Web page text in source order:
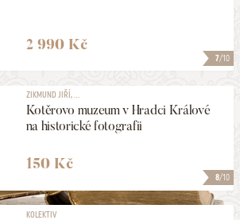
7/10
2 990 Kč
8/10
ZIKMUND JIŘÍ, ...
Kotěrovo muzeum v Hradci Králové
na historické fotografii
150 Kč
KOLEKTIV